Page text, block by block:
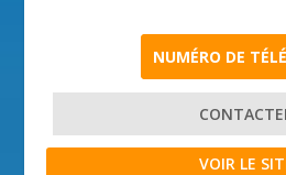
NUMÉRO DE
VOIR LE